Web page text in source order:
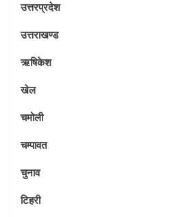
उत्तरप्रदेश
उत्तराखण्ड
ऋषिकेश
खेल
चमोली
चम्पावत
चुनाव
टिहरी